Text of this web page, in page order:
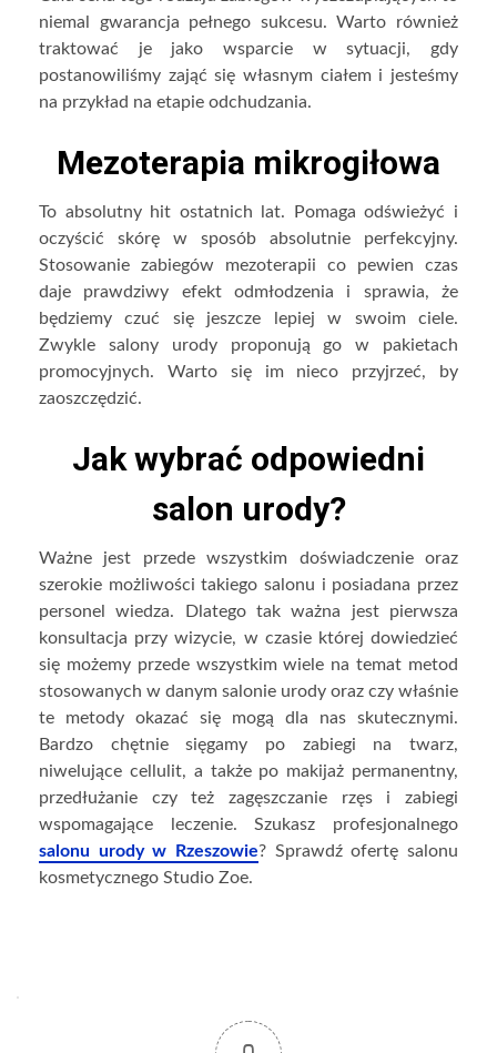
niemal gwarancja pełnego sukcesu. Warto również
traktować je jako wsparcie w sytuacji, gdy
postanowiliśmy zająć się własnym ciałem i jesteśmy
na przykład na etapie odchudzania.
Mezoterapia mikrogiłowa
To absolutny hit ostatnich lat. Pomaga odświeżyć i
oczyścić skórę w sposób absolutnie perfekcyjny.
Stosowanie zabiegów mezoterapii co pewien czas
daje prawdziwy efekt odmłodzenia i sprawia, że
będziemy czuć się jeszcze lepiej w swoim ciele.
Zwykle salony urody proponują go w pakietach
promocyjnych. Warto się im nieco przyjrzeć, by
zaoszczędzić.
Jak wybrać odpowiedni
salon urody?
Ważne jest przede wszystkim doświadczenie oraz
szerokie możliwości takiego salonu i posiadana przez
personel wiedza. Dlatego tak ważna jest pierwsza
konsultacja przy wizycie, w czasie której dowiedzieć
się możemy przede wszystkim wiele na temat metod
stosowanych w danym salonie urody oraz czy właśnie
te metody okazać się mogą dla nas skutecznymi.
Bardzo chętnie sięgamy po zabiegi na twarz,
niwelujące cellulit, a także po makijaż permanentny,
przedłużanie czy też zagęszczanie rzęs i zabiegi
wspomagające leczenie. Szukasz profesjonalnego
salonu urody w Rzeszowie? Sprawdź ofertę salonu
kosmetycznego Studio Zoe.